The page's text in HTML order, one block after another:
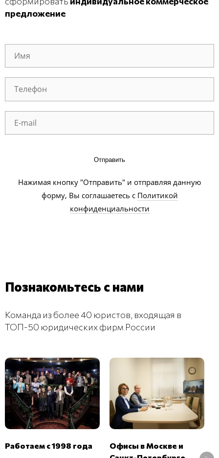
предложение
Отправить
Нажимая кнопку "Отправить" и отправляя данную
форму, Вы соглашаетесь с Политикой
конфиденциальности
Познакомьтесь с нами
Команда из более 40 юристов, входящая в
ТОП-50 юридических фирм России
Работаем с 1998 года
Офисы в Москве и